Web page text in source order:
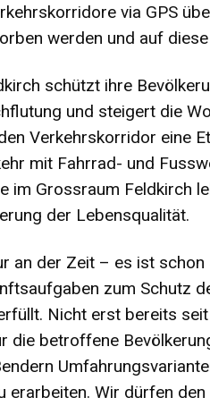
via GPS
werden und auf
schützt ihre
und steigert die
Verkehrskorridor eine
mit Fahrrad- und
im Grossraum Feldkirch
der Lebensqualität.
an der Zeit – es ist
zum Schutz
Nicht erst bereits
die betroffene
erarbeiten. Wir dürfen